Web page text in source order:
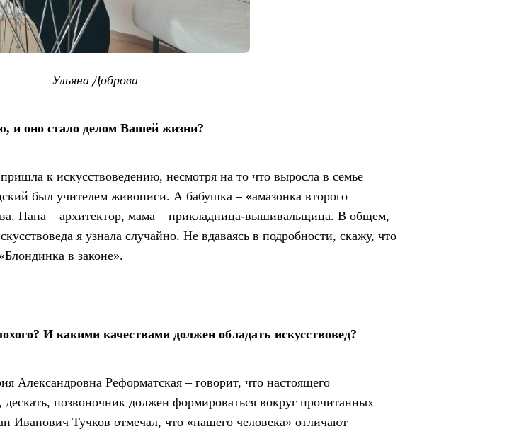
Ульяна Доброва
и оно стало делом Вашей жизни?
к искусствоведению, несмотря на то что выросла в семье
был учителем живописи. А бабушка – «амазонка второго
Папа – архитектор, мама – прикладница-вышивальщица. В общем,
я узнала случайно. Не вдаваясь в подробности, скажу, что
в законе».
И какими качествами должен обладать искусствовед?
Александровна Реформатская – говорит, что настоящего
дескать, позвоночник должен формироваться вокруг прочитанных
Иванович Тучков отмечал, что «нашего человека» отличают